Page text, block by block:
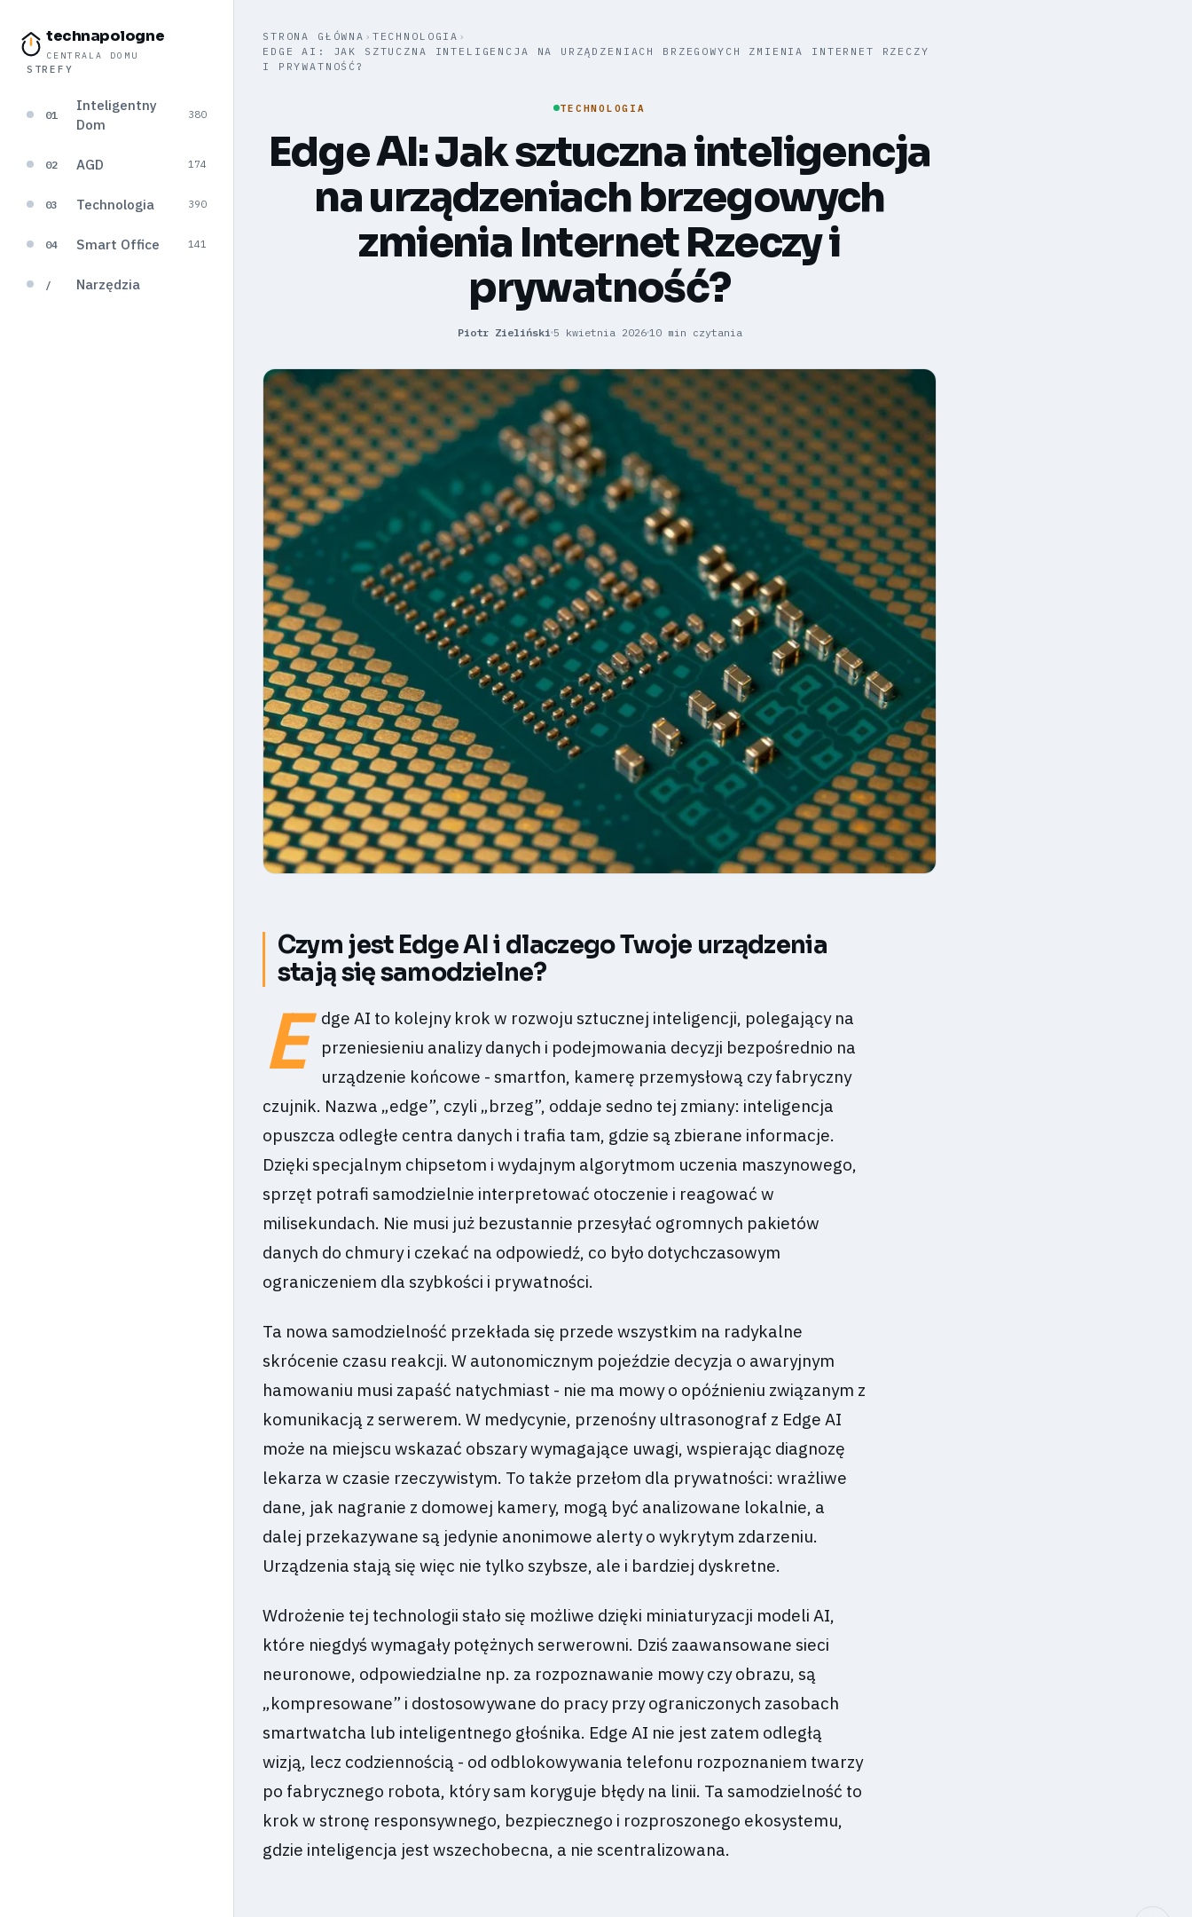
technapologne
CENTRALA DOMU
STREFY
01
Inteligentny
Dom
380
02 AGD 174
03 Technologia 390
04 Smart Office 141
/ Narzędzia
STRONA GŁÓWNA › TECHNOLOGIA ›
EDGE AI: JAK SZTUCZNA INTELIGENCJA NA URZĄDZENIACH BRZEGOWYCH ZMIENIA INTERNET RZECZY
I PRYWATNOŚĆ?
TECHNOLOGIA
Edge AI: Jak sztuczna inteligencja
na urządzeniach brzegowych
zmienia Internet Rzeczy i
prywatność?
Piotr Zieliński 5 kwietnia 2026 10 min czytania
Czym jest Edge AI i dlaczego Twoje urządzenia
stają się samodzielne?
E
dge AI to kolejny krok w rozwoju sztucznej inteligencji, polegający na
przeniesieniu analizy danych i podejmowania decyzji bezpośrednio na
urządzenie końcowe - smartfon, kamerę przemysłową czy fabryczny
czujnik. Nazwa „edge”, czyli „brzeg”, oddaje sedno tej zmiany: inteligencja
opuszcza odległe centra danych i trafia tam, gdzie są zbierane informacje.
Dzięki specjalnym chipsetom i wydajnym algorytmom uczenia maszynowego,
sprzęt potrafi samodzielnie interpretować otoczenie i reagować w
milisekundach. Nie musi już bezustannie przesyłać ogromnych pakietów
danych do chmury i czekać na odpowiedź, co było dotychczasowym
ograniczeniem dla szybkości i prywatności.
Ta nowa samodzielność przekłada się przede wszystkim na radykalne
skrócenie czasu reakcji. W autonomicznym pojeździe decyzja o awaryjnym
hamowaniu musi zapaść natychmiast - nie ma mowy o opóźnieniu związanym z
komunikacją z serwerem. W medycynie, przenośny ultrasonograf z Edge AI
może na miejscu wskazać obszary wymagające uwagi, wspierając diagnozę
lekarza w czasie rzeczywistym. To także przełom dla prywatności: wrażliwe
dane, jak nagranie z domowej kamery, mogą być analizowane lokalnie, a
dalej przekazywane są jedynie anonimowe alerty o wykrytym zdarzeniu.
Urządzenia stają się więc nie tylko szybsze, ale i bardziej dyskretne.
Wdrożenie tej technologii stało się możliwe dzięki miniaturyzacji modeli AI,
które niegdyś wymagały potężnych serwerowni. Dziś zaawansowane sieci
neuronowe, odpowiedzialne np. za rozpoznawanie mowy czy obrazu, są
„kompresowane” i dostosowywane do pracy przy ograniczonych zasobach
smartwatcha lub inteligentnego głośnika. Edge AI nie jest zatem odległą
wizją, lecz codziennością - od odblokowywania telefonu rozpoznaniem twarzy
po fabrycznego robota, który sam koryguje błędy na linii. Ta samodzielność to
krok w stronę responsywnego, bezpiecznego i rozproszonego ekosystemu,
gdzie inteligencja jest wszechobecna, a nie scentralizowana.